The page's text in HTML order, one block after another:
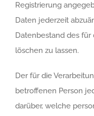
Registrierung
Daten jederzeit
Datenbestand des für
löschen zu lassen.
Der für die
betroffenen Person
darüber, welche